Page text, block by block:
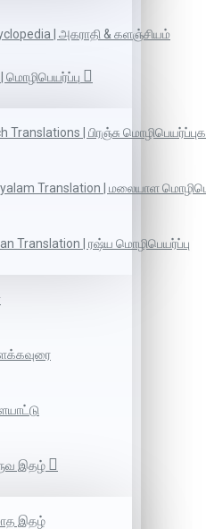
| அகராதி & களஞ்சியம்
மொழிபெயர்ப்பு
Translations | பிரஞ்சு
Translation | மலையாள
Translation | ரஷ்ய மொழிபெயர்ப்பு
இதழ்
இதழ்